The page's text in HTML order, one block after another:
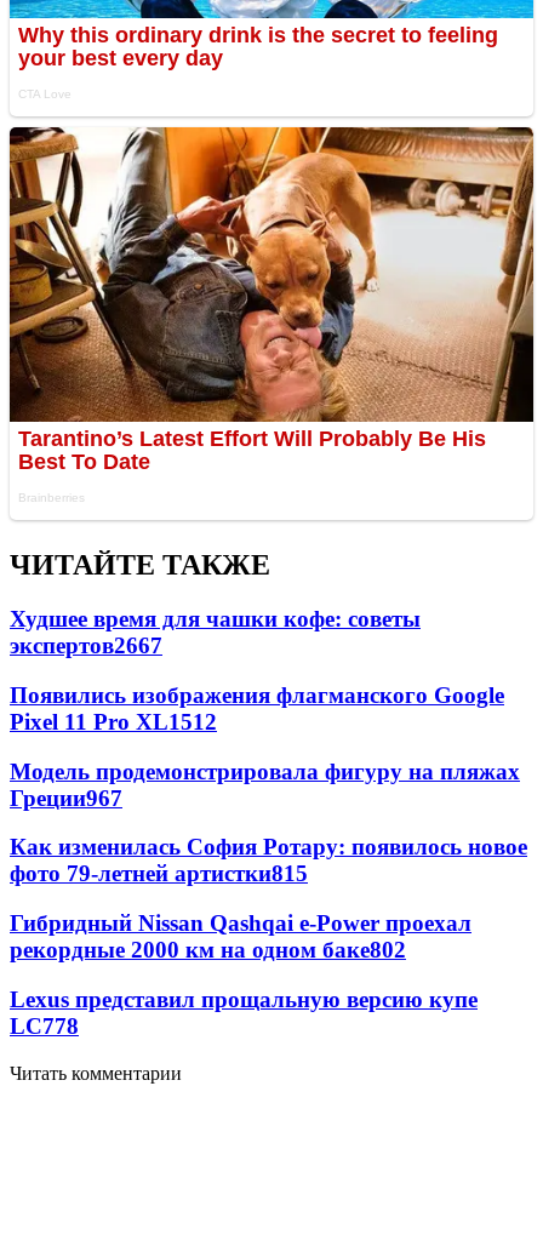
ЧИТАЙТЕ ТАКЖЕ
Худшее время для чашки кофе: советы
экспертов2667
Появились изображения флагманского Google
Pixel 11 Pro XL1512
Модель продемонстрировала фигуру на пляжах
Греции967
Как изменилась София Ротару: появилось новое
фото 79-летней артистки815
Гибридный Nissan Qashqai e-Power проехал
рекордные 2000 км на одном баке802
Lexus представил прощальную версию купе
LC778
Читать комментарии